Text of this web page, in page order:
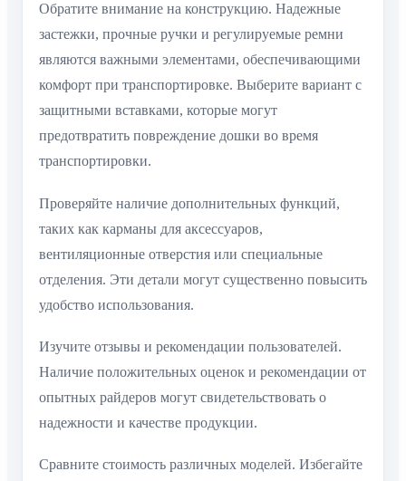
Обратите внимание на конструкцию. Надежные
застежки, прочные ручки и регулируемые ремни
являются важными элементами, обеспечивающими
комфорт при транспортировке. Выберите вариант с
защитными вставками, которые могут
предотвратить повреждение дошки во время
транспортировки.
Проверяйте наличие дополнительных функций,
таких как карманы для аксессуаров,
вентиляционные отверстия или специальные
отделения. Эти детали могут существенно повысить
удобство использования.
Изучите отзывы и рекомендации пользователей.
Наличие положительных оценок и рекомендации от
опытных райдеров могут свидетельствовать о
надежности и качестве продукции.
Сравните стоимость различных моделей. Избегайте